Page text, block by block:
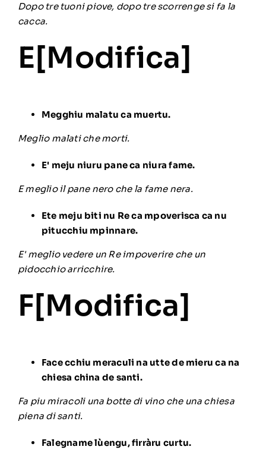
Dopo tre tuoni piove, dopo tre scorrenge si fa la
cacca.
E[Modifica]
Megghiu malatu ca muertu.
Meglio malati che morti.
E' meju niuru pane ca niura fame.
E meglio il pane nero che la fame nera.
Ete meju biti nu Re ca mpoverisca ca nu
pitucchiu mpinnare.
E' meglio vedere un Re impoverire che un
pidocchio arricchire.
F[Modifica]
Face cchiu meraculi na utte de mieru ca na
chiesa china de santi.
Fa piu miracoli una botte di vino che una chiesa
piena di santi.
Falegname lùengu, firràru curtu.